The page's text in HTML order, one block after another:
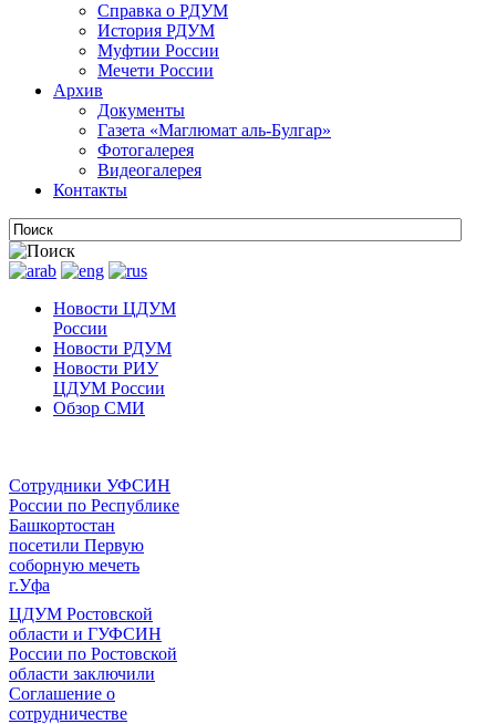
Справка о РДУМ
История РДУМ
Муфтии России
Мечети России
Архив
Документы
Газета «Маглюмат аль-Булгар»
Фотогалерея
Видеогалерея
Контакты
Новости ЦДУМ
России
Новости РДУМ
Новости РИУ
ЦДУМ России
Обзор СМИ
Сотрудники УФСИН
России по Республике
Башкортостан
посетили Первую
соборную мечеть
г.Уфа
ЦДУМ Ростовской
области и ГУФСИН
России по Ростовской
области заключили
Соглашение о
сотрудничестве